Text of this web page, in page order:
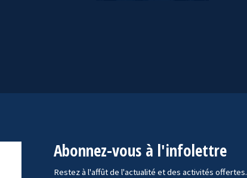
Abonnez-vous à l'infolettre
Restez à l'affût de l'actualité et des activités offertes.